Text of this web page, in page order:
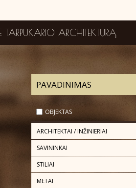
TARPUKARIO ARCHITEKTŪRĄ
OBJEKTAS